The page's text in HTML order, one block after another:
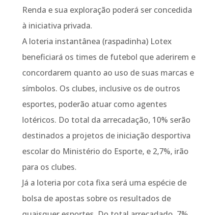
Renda e sua exploração poderá ser concedida
à iniciativa privada.
A loteria instantânea (raspadinha) Lotex
beneficiará os times de futebol que aderirem e
concordarem quanto ao uso de suas marcas e
símbolos. Os clubes, inclusive os de outros
esportes, poderão atuar como agentes
lotéricos. Do total da arrecadação, 10% serão
destinados a projetos de iniciação desportiva
escolar do Ministério do Esporte, e 2,7%, irão
para os clubes.
Já a loteria por cota fixa será uma espécie de
bolsa de apostas sobre os resultados de